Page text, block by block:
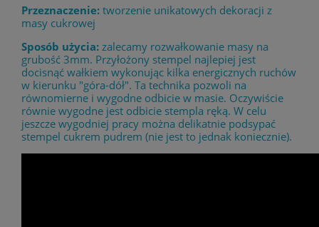
Przeznaczenie: tworzenie unikatowych dekoracji z
masy cukrowej
Sposób użycia: zalecamy rozwałkowanie masy na
grubość 3mm. Przyłożony stempel najlepiej jest
docisnąć wałkiem wykonując kilka energicznych ruchów
w kierunku "góra-dół". Ta technika pozwoli na
równomierne i wygodne odbicie w masie. Oczywiście
równie wygodne jest odbicie stempla ręką. W celu
jeszcze wygodniej pracy można delikatnie podsypać
stempel cukrem pudrem (nie jest to jednak koniecznie).